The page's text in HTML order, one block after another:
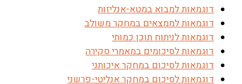
דוגמאות למבוא במטא-אנליזות
דוגמאות לממצאים במחקר משולב
דוגמאות לניתוח תוכן כמותי
דוגמאות לסיכומים במאמרי סקירה
דוגמאות לסיכום במחקר איכותני
דוגמאות לסיכום במחקר אנליטי-פרשני